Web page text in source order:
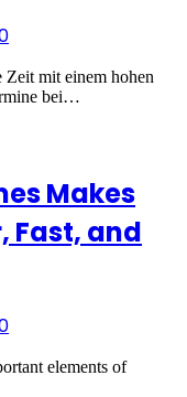
Zeit mit einem hohen
bei…
Makes
Fast, and
elements of